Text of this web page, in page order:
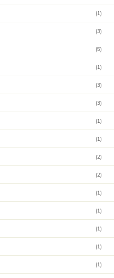
(1)
(3)
(5)
(1)
(3)
(3)
(1)
(1)
(2)
(2)
(1)
(1)
(1)
(1)
(1)